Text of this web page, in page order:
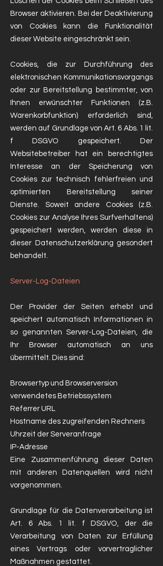
Browser aktivieren. Bei der Deaktivierung
von Cookies kann die Funktionalität
dieser Website eingeschränkt sein.
Cookies, die zur Durchführung des
elektronischen Kommunikationsvorgangs
oder zur Bereitstellung bestimmter, von
Ihnen erwünschter Funktionen (z.B.
Warenkorbfunktion) erforderlich sind,
werden auf Grundlage von Art. 6 Abs. 1 lit.
f DSGVO gespeichert. Der
Websitebetreiber hat ein berechtigtes
Interesse an der Speicherung von
Cookies zur technisch fehlerfreien und
optimierten Bereitstellung seiner
Dienste. Soweit andere Cookies (z.B.
Cookies zur Analyse Ihres Surfverhaltens)
gespeichert werden, werden diese in
dieser Datenschutzerklärung gesondert
behandelt.
Server-Log-Dateien
Der Provider der Seiten erhebt und
speichert automatisch Informationen in
so genannten Server-Log-Dateien, die
Ihr Browser automatisch an uns
übermittelt. Dies sind:
Browsertyp und Browserversion
verwendetes Betriebssystem
Referrer URL
Hostname des zugreifenden Rechners
Uhrzeit der Serveranfrage
IP-Adresse
Eine Zusammenführung dieser Daten
mit anderen Datenquellen wird nicht
vorgenommen.
Grundlage für die Datenverarbeitung ist
Art. 6 Abs. 1 lit. f DSGVO, der die
Verarbeitung von Daten zur Erfüllung
eines Vertrags oder vorvertraglicher
Maßnahmen gestattet.